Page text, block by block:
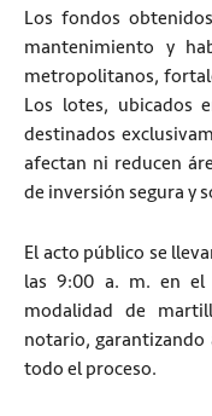
Los fondos
mantenimiento y
metropolitanos,
Los lotes, ubicados
destinados
afectan ni reducen
de inversión segura y
El acto público se
las 9:00 a. m. en el
modalidad de
notario, garantizando
todo el proceso.